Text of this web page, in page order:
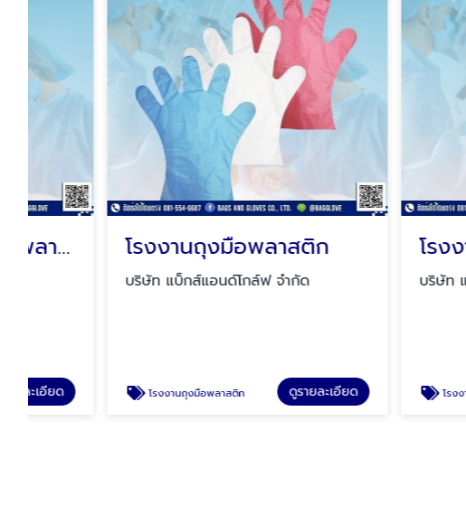
โรงงานถุงมือพลาสติก
บริษัท แบ็กส์แอนด์โกล์ฟ จำกัด
โรงงานถุงมือพลาสติก ดูรายละเอียด
บริษัท แบ็กส์แอนด์
โรงงานผลิตพลาสติกกันเปื้อน